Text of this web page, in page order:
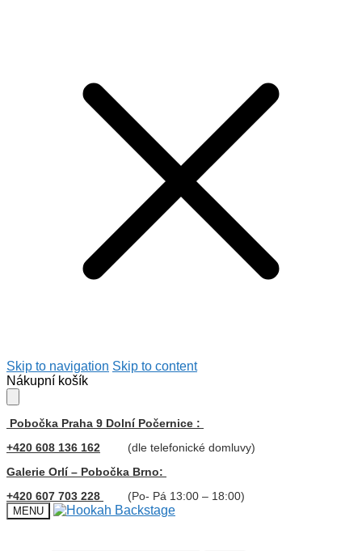
Skip to navigation Skip to content
Nákupní košík
Pobočka Praha 9 Dolní Počernice :
+420 608 136 162
(dle telefonické domluvy)
Galerie Orlí – Pobočka Brno:
+420 607 703 228
(Po- Pá 13:00 – 18:00)
MENU